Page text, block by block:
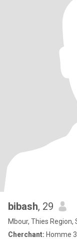
bibash, 29
Mbour, Thies Region,
Cherchant: Homme